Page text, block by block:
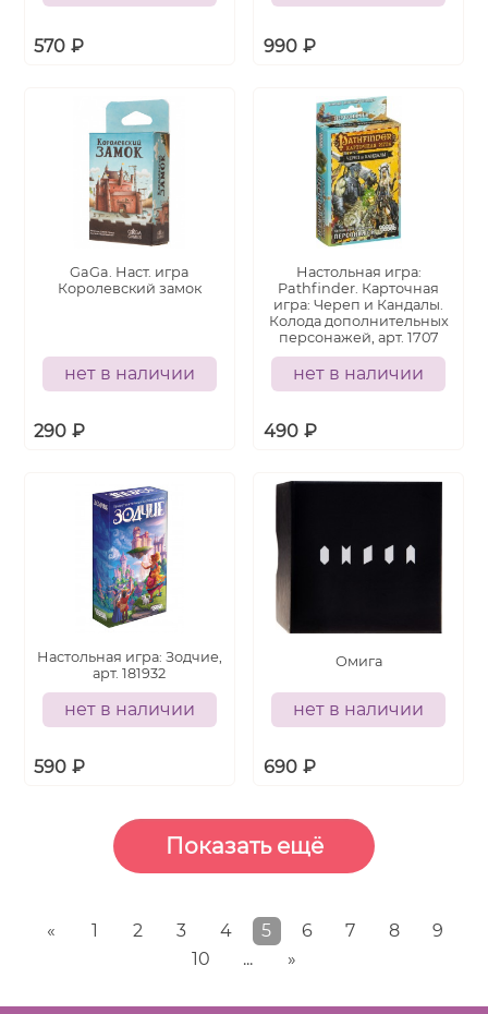
570 ₽ 990 ₽
GaGa. Наст. игра
Королевский замок
нет в наличии
290 ₽
Настольная игра:
Pathfinder. Карточная
игра: Череп и Кандалы.
Колода дополнительных
персонажей, арт. 1707
нет в наличии
490 ₽
Настольная игра: Зодчие,
арт. 181932
нет в наличии
590 ₽
Омига
нет в наличии
690 ₽
« 1 2 3 4 5 6 7 8
9
10
... »